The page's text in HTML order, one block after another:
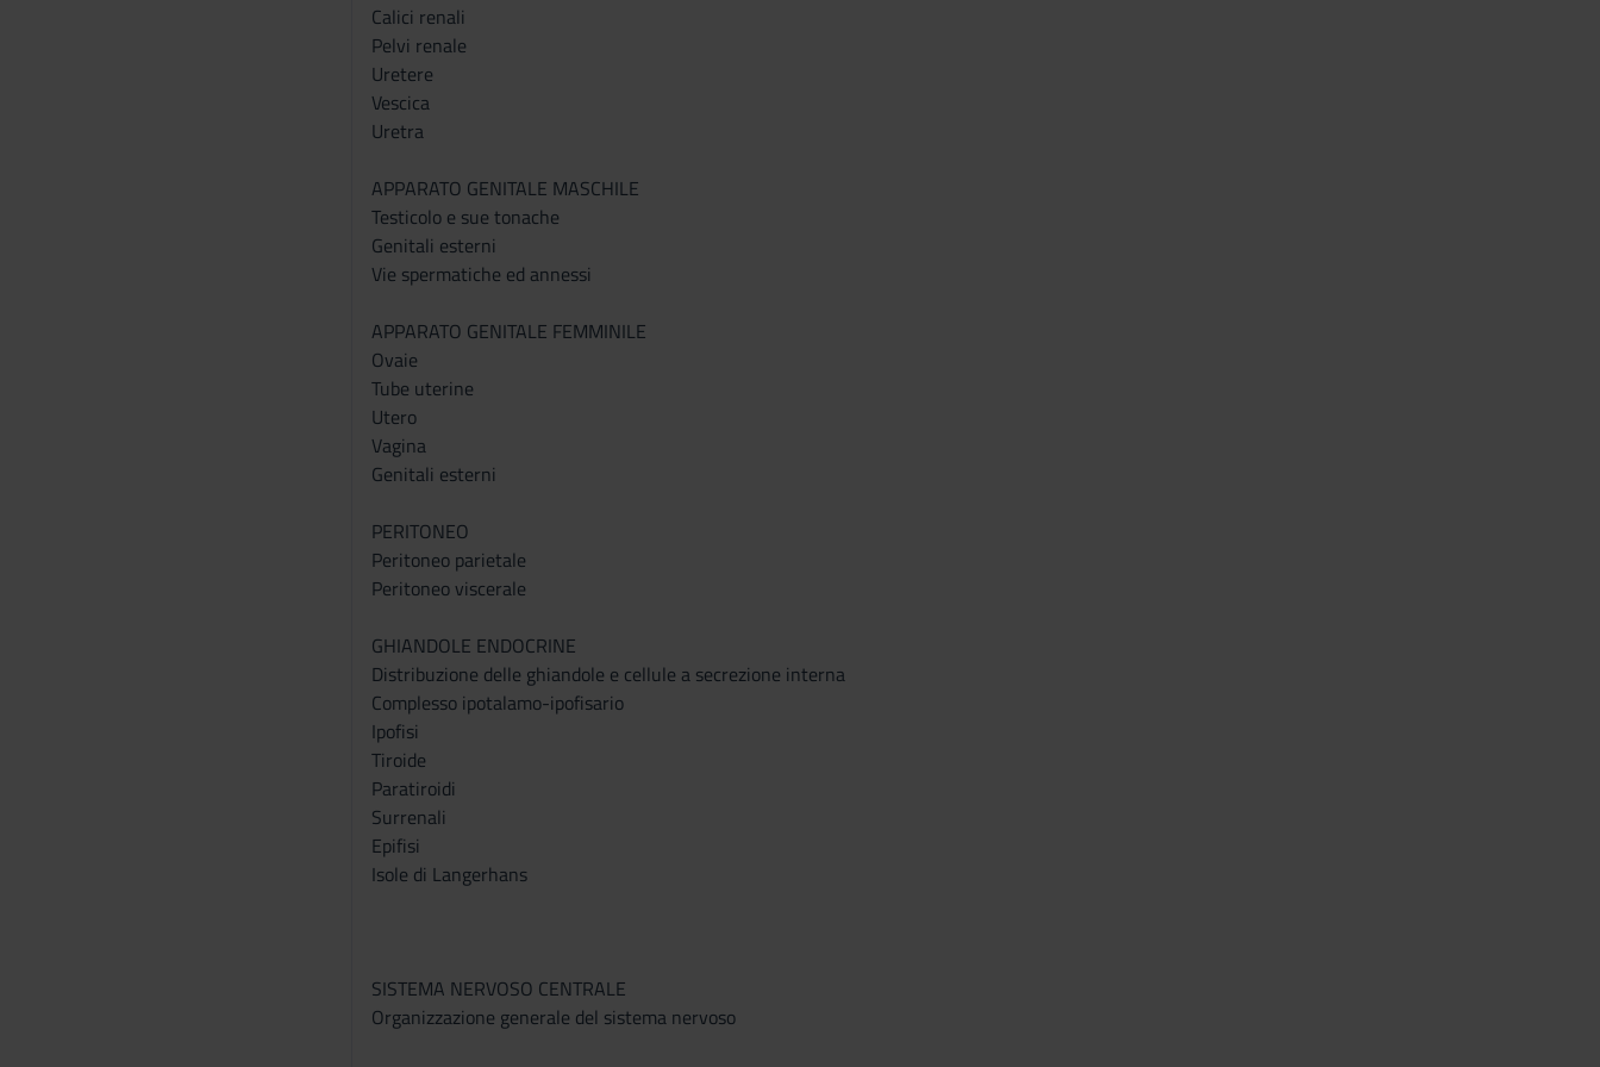
Calici renali
Pelvi renale
Uretere
Vescica
Uretra
APPARATO GENITALE MASCHILE
Testicolo e sue tonache
Genitali esterni
Vie spermatiche ed annessi
APPARATO GENITALE FEMMINILE
Ovaie
Tube uterine
Utero
Vagina
Genitali esterni
PERITONEO
Peritoneo parietale
Peritoneo viscerale
GHIANDOLE ENDOCRINE
Distribuzione delle ghiandole e cellule a secrezione interna
Complesso ipotalamo-ipofisario
Ipofisi
Tiroide
Paratiroidi
Surrenali
Epifisi
Isole di Langerhans
SISTEMA NERVOSO CENTRALE
Organizzazione generale del sistema nervoso